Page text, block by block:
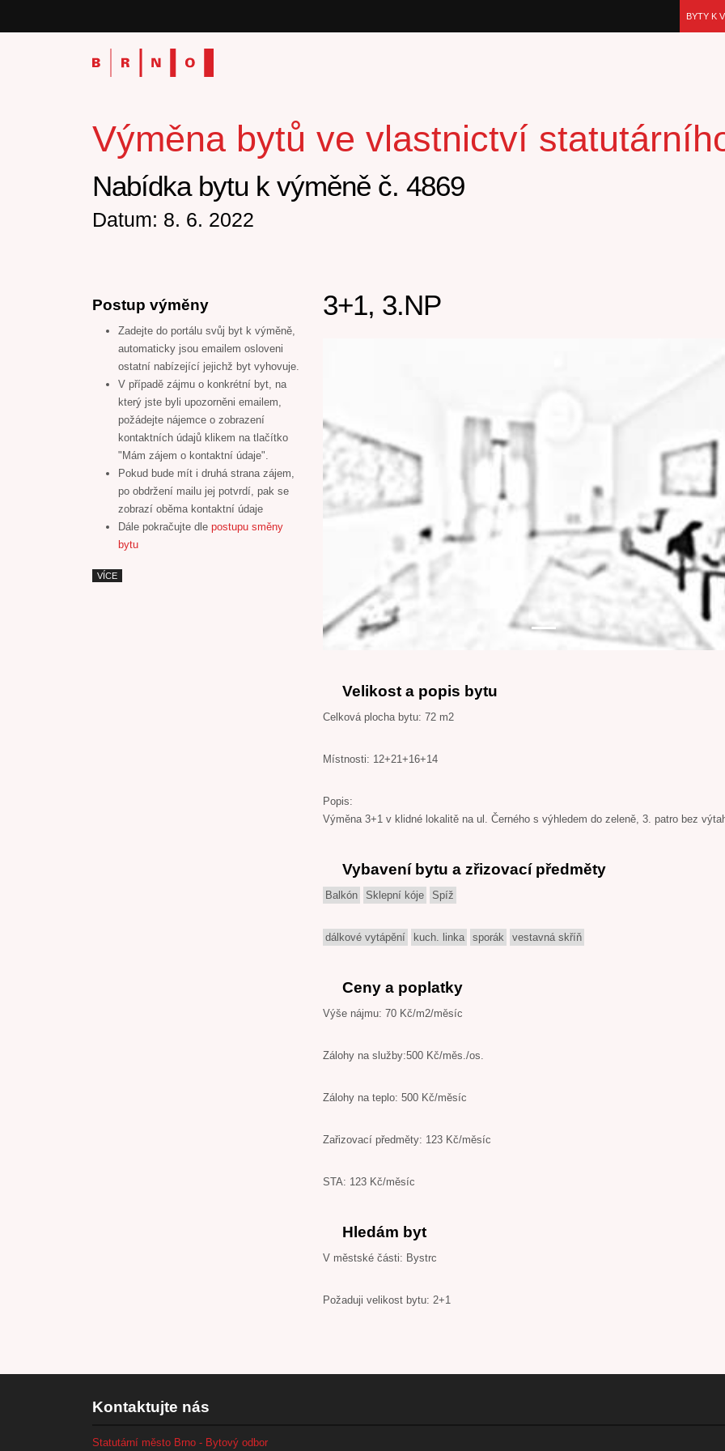
BYTY K
Výměna bytů ve vlastnictví
Nabídka bytu k výměně č. 4869
Datum: 8. 6. 2022
Postup výměny
Zadejte do portálu svůj byt k výměně,
automaticky jsou emailem osloveni
ostatní nabízející jejichž byt vyhovuje.
V případě zájmu o konkrétní byt, na
který jste byli upozorněni emailem,
požádejte nájemce o zobrazení
kontaktních údajů klikem na tlačítko
"Mám zájem o kontaktní údaje".
Pokud bude mít i druhá strana zájem,
po obdržení mailu jej potvrdí, pak se
zobrazí oběma kontaktní údaje
Dále pokračujte dle postupu směny
bytu
VÍCE
3+1, 3.NP
Velikost a popis bytu
Celková plocha bytu: 72 m2
Místnosti: 12+21+16+14
Popis:
Výměna 3+1 v klidné lokalitě na ul. Černého s výhledem do zeleně, 3. patro bez
Vybavení bytu a zřizovací předměty
Balkón Sklepní kóje Spíž
dálkové vytápění kuch. linka sporák vestavná skříň
Ceny a poplatky
Výše nájmu: 70 Kč/m2/měsíc
Zálohy na služby:500 Kč/měs./os.
Zálohy na teplo: 500 Kč/měsíc
Zařizovací předměty: 123 Kč/měsíc
STA: 123 Kč/měsíc
Hledám byt
V městské části: Bystrc
Požaduji velikost bytu: 2+1
Kontaktujte nás
Statutární město Brno - Bytový odbor